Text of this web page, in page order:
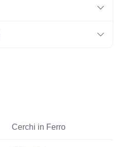
Cerchi in Ferro